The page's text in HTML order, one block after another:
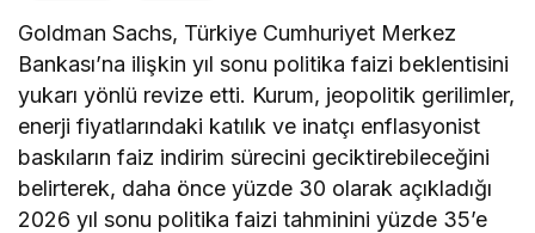
Goldman Sachs, Türkiye Cumhuriyet Merkez
Bankası’na ilişkin yıl sonu politika faizi beklentisini
yukarı yönlü revize etti. Kurum, jeopolitik gerilimler,
enerji fiyatlarındaki katılık ve inatçı enflasyonist
baskıların faiz indirim sürecini geciktirebileceğini
belirterek, daha önce yüzde 30 olarak açıkladığı
2026 yıl sonu politika faizi tahminini yüzde 35’e